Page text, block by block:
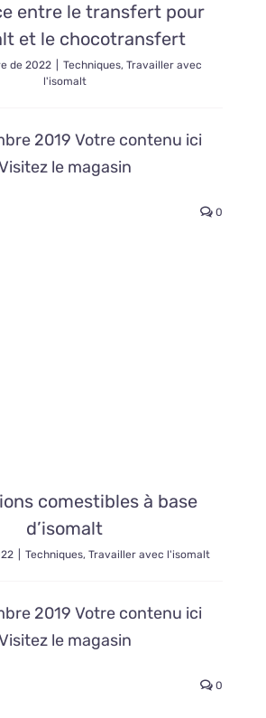
entre le transfert pour
et le chocotransfert
de 2022 Techniques,Travailler avec
l'isomalt
2019 Votre contenu ici
le magasin
0
comestibles à base
d’isomalt
Techniques,Travailler avec l'isomalt
2019 Votre contenu ici
le magasin
0